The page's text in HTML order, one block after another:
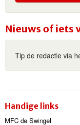
Nieuws of iets
Tip de redactie via
Handige links
MFC de Swingel